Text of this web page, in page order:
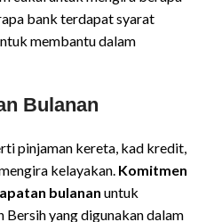
bank terdapat syarat
membantu dalam
Bulanan
pinjaman kereta, kad kredit,
kelayakan. Komitmen
bulanan untuk
Bersih yang digunakan dalam